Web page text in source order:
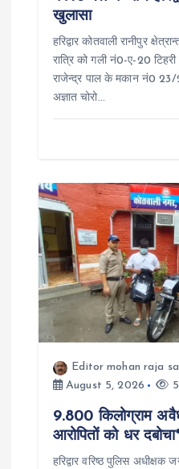
खुलासा
हरिद्वार कोतवाली रानीपुर
रात्रि को गली नं0-ए-20
राजेन्द्र पाल के मकान नं0
अज्ञात चोरो…
Editor mohan raja
August 5, 2026
9.800 किलोग्राम
आरोपितों को धर
हरिद्वार वरिष्ठ पुलिस अधीक्षक